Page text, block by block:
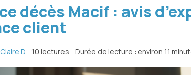
décès Macif : avis
client
Claire D. · 10 lectures · Durée de lecture : environ 11